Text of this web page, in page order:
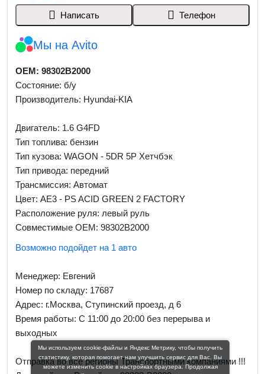
Написать Телефон
Мы на Avito
OEM: 98302B2000
Состояние: б/у
Производитель: Hyundai-KIA
Двигатель: 1.6 G4FD
Тип топлива: бензин
Тип кузова: WAGON - 5DR 5P Хетчбэк
Тип привода: передний
Трансмиссия: Автомат
Цвет: AE3 - PS ACID GREEN 2 FACTORY
Расположение руля: левый руль
Совместимые OEM: 98302B2000
Возможно подойдет на 1 авто
Менеджер: Евгений
Номер по складу: 17687
Адрес: г.Москва, Ступинский проезд, д 6
Время работы: С 11:00 до 20:00 без перерыва и
выходных
Отправка во все регионы Транспортными компаниями !!!
Мы используем cookie-файлы и Яндекс Метрику, чтобы получить
статистику, которая помогает нам улучшить сервис для Вас. Вы
можете изменить cookie в настройках браузера. Продолжая